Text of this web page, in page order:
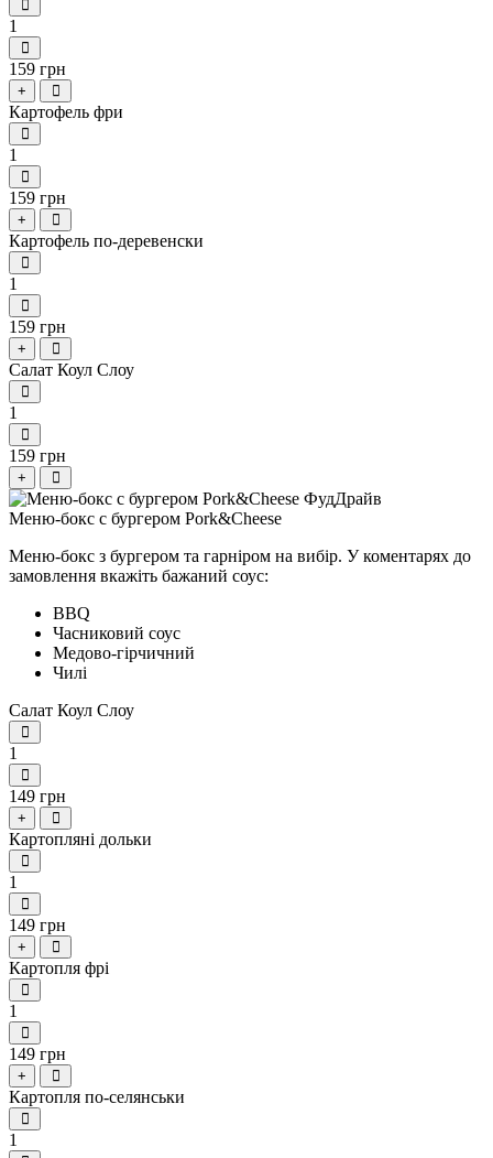
1
159 грн
+
Картофель фри
1
159 грн
+
Картофель по-деревенски
1
159 грн
+
Салат Коул Слоу
1
159 грн
+
Меню-бокс с бургером Pork&Cheese
Меню-бокс з бургером та гарніром на вибір. У коментарях до
замовлення вкажіть бажаний соус:
BBQ
Часниковий соус
Медово-гірчичний
Чилі
Салат Коул Слоу
1
149 грн
+
Картопляні дольки
1
149 грн
+
Картопля фрі
1
149 грн
+
Картопля по-селянськи
1